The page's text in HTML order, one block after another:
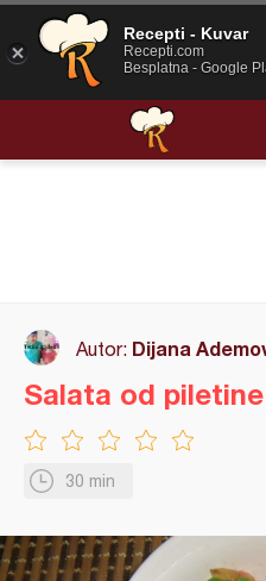
Autor: Dijana
30 min
Salata od
Recepti - Kuvar
Recepti.com
Besplatna - Google